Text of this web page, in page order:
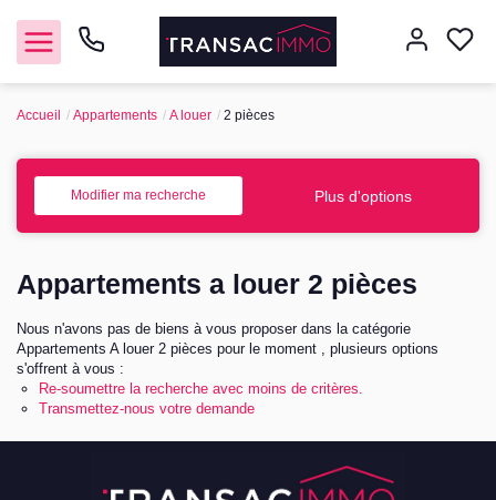
Vendre
Notre agence
Nos honoraires
Accueil Appartements A louer 2 pièces
Modifier ma recherche Plus d'options
Appartements a louer 2 pièces
Nous n'avons pas de biens à vous proposer dans la catégorie
Appartements A louer 2 pièces pour le moment , plusieurs options
s'offrent à vous :
Re-soumettre la recherche avec moins de critères.
Transmettez-nous votre demande